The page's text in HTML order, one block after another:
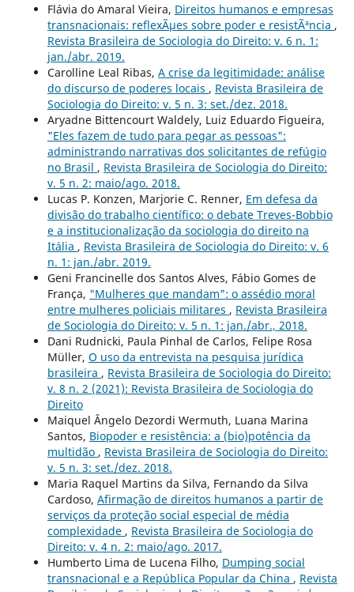
Flávia do Amaral Vieira, Direitos humanos e empresas
transnacionais: reflexÃµes sobre poder e resistÃªncia ,
Revista Brasileira de Sociologia do Direito: v. 6 n. 1:
jan./abr. 2019.
Carolline Leal Ribas, A crise da legitimidade: análise
do discurso de poderes locais , Revista Brasileira de
Sociologia do Direito: v. 5 n. 3: set./dez. 2018.
Aryadne Bittencourt Waldely, Luiz Eduardo Figueira,
"Eles fazem de tudo para pegar as pessoas":
administrando narrativas dos solicitantes de refúgio
no Brasil , Revista Brasileira de Sociologia do Direito:
v. 5 n. 2: maio/ago. 2018.
Lucas P. Konzen, Marjorie C. Renner, Em defesa da
divisão do trabalho científico: o debate Treves-Bobbio
e a institucionalização da sociologia do direito na
Itália , Revista Brasileira de Sociologia do Direito: v. 6
n. 1: jan./abr. 2019.
Geni Francinelle dos Santos Alves, Fábio Gomes de
França, "Mulheres que mandam": o assédio moral
entre mulheres policiais militares , Revista Brasileira
de Sociologia do Direito: v. 5 n. 1: jan./abr., 2018.
Dani Rudnicki, Paula Pinhal de Carlos, Felipe Rosa
Müller, O uso da entrevista na pesquisa jurídica
brasileira , Revista Brasileira de Sociologia do Direito:
v. 8 n. 2 (2021): Revista Brasileira de Sociologia do
Direito
Maiquel Ângelo Dezordi Wermuth, Luana Marina
Santos, Biopoder e resistência: a (bio)potência da
multidão , Revista Brasileira de Sociologia do Direito:
v. 5 n. 3: set./dez. 2018.
Maria Raquel Martins da Silva, Fernando da Silva
Cardoso, Afirmação de direitos humanos a partir de
serviços da proteção social especial de média
complexidade , Revista Brasileira de Sociologia do
Direito: v. 4 n. 2: maio/ago. 2017.
Humberto Lima de Lucena Filho, Dumping social
transnacional e a República Popular da China , Revista